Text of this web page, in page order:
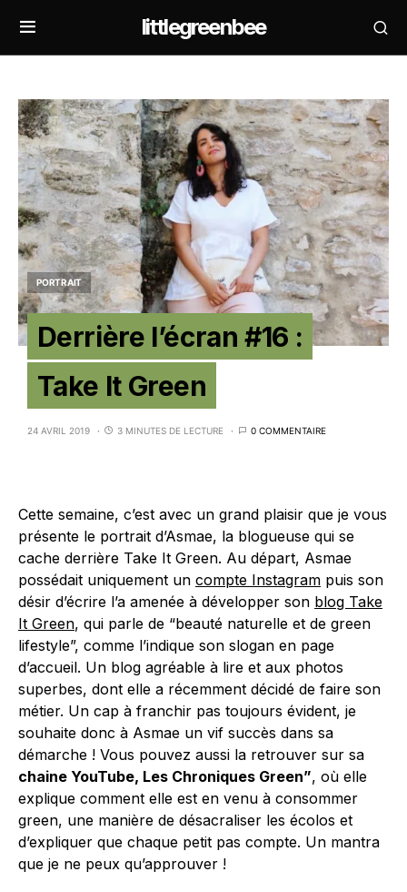
littlegreenbee
PORTRAIT
Derrière l’écran #16 :
Take It Green
24 AVRIL 2019 3 MINUTES DE LECTURE 0 COMMENTAIRE
Cette semaine, c’est avec un grand plaisir que je vous
présente le portrait d’Asmae, la blogueuse qui se
cache derrière Take It Green. Au départ, Asmae
possédait uniquement un compte Instagram puis son
désir d’écrire l’a amenée à développer son blog Take
It Green, qui parle de “beauté naturelle et de green
lifestyle”, comme l’indique son slogan en page
d’accueil. Un blog agréable à lire et aux photos
superbes, dont elle a récemment décidé de faire son
métier. Un cap à franchir pas toujours évident, je
souhaite donc à Asmae un vif succès dans sa
démarche ! Vous pouvez aussi la retrouver sur sa
chaine YouTube, Les Chroniques Green”, où elle
explique comment elle est en venu à consommer
green, une manière de désacraliser les écolos et
d’expliquer que chaque petit pas compte. Un mantra
que je ne peux qu’approuver !